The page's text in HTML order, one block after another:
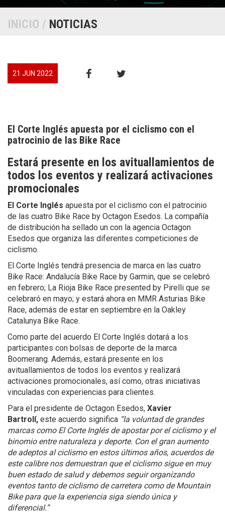
INICIO / NOTICIAS
21 JUN 2022
El Corte Inglés apuesta por el ciclismo con el
patrocinio de las Bike Race
Estará presente en los avituallamientos de
todos los eventos y realizará activaciones
promocionales
El Corte Inglés apuesta por el ciclismo con el patrocinio
de las cuatro Bike Race by Octagon Esedos. La compañía
de distribución ha sellado un con la agencia Octagon
Esedos que organiza las diferentes competiciones de
ciclismo.
El Corte Inglés tendrá presencia de marca en las cuatro
Bike Race: Andalucía Bike Race by Garmin, que se celebró
en febrero; La Rioja Bike Race presented by Pirelli que se
celebraró en mayo; y estará ahora en MMR Asturias Bike
Race, además de estar en septiembre en la Oakley
Catalunya Bike Race.
Como parte del acuerdo El Corte Inglés dotará a los
participantes con bolsas de deporte de la marca
Boomerang. Además, estará presente en los
avituallamientos de todos los eventos y realizará
activaciones promocionales, así como, otras iniciativas
vinculadas con experiencias para clientes.
Para el presidente de Octagon Esedos, Xavier
Bartrolí, este acuerdo significa “la voluntad de grandes
marcas como El Corte Inglés de apostar por el ciclismo y el
binomio entre naturaleza y deporte. Con el gran aumento
de adeptos al ciclismo en estos últimos años, acuerdos de
este calibre nos demuestran que el ciclismo sigue en muy
buen estado de salud y debemos seguir organizando
eventos tanto de ciclismo de carretera como de Mountain
Bike para que la experiencia siga siendo única y
diferencial.”